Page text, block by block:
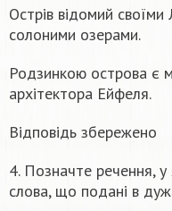
Острів відомий
солоними озерами.
Родзинкою острова
архітектора Ейфеля.
Відповідь збережено
4. Позначте речення,
слова, що подані в